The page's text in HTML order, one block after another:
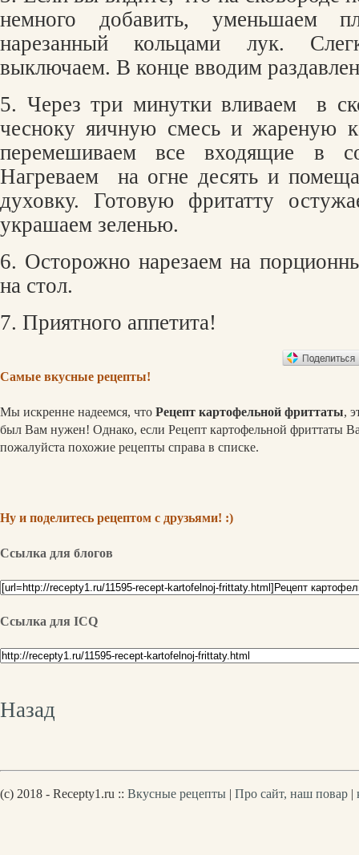
немного добавить, уменьшаем
нарезанный кольцами лук.
выключаем. В конце вводим
5. Через три минутки вливаем
в
чесноку яичную смесь и жареную
перемешиваем все входящие в
Нагреваем
на огне десять и
духовку. Готовую фритатту
украшаем зеленью.
6. Осторожно нарезаем на
на стол.
7. Приятного аппетита!
Самые вкусные рецепты!
Мы искренне надеемся, что Рецепт картофельной фриттаты,
был Вам нужен! Однако, если Рецепт картофельной фриттаты
пожалуйста похожие рецепты справа в списке.
Ну и поделитесь рецептом с друзьями! :)
Ссылка для блогов
Ссылка для ICQ
Назад
(c) 2018 - Recepty1.ru :: Вкусные рецепты | Про сайт, наш повар |